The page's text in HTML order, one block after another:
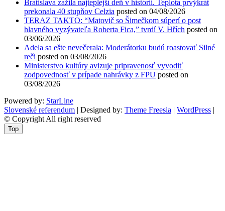
Bratislava zažila najteplejší deň v histórii. Teplota prvýkrát
prekonala 40 stupňov Celzia posted on 04/08/2026
TERAZ TAKTO: “Matovič so Šimečkom súperí o post
hlavného vyzývateľa Roberta Fica,” tvrdí V. Hřích posted on
03/06/2026
Adela sa ešte nevečerala: Moderátorku budú roastovať Silné
reči posted on 03/08/2026
Ministerstvo kultúry avizuje pripravenosť vyvodiť
zodpovednosť v prípade nahrávky z FPU posted on
03/08/2026
Powered by: StarLine
Slovenské referendum | Designed by: Theme Freesia | WordPress |
© Copyright All right reserved
Top